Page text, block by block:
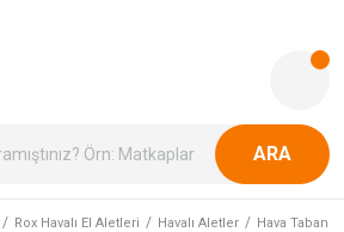
ARA
Rox Havalı El Aletleri Havalı Aletler Hava